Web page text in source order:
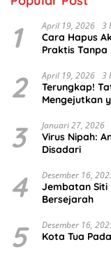
1 April 19, 2026 3
Cara Hapus
Praktis Tanpa
2 April 19, 2026 3
Terungkap!
Mengejutkan
3 Januari 27, 2026
Virus Nipah:
Disadari
4 Desember 16,
Jembatan Siti
Bersejarah
5 Desember 16,
Kota Tua